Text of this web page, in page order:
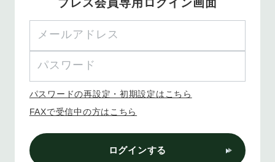
パスワードの再設定・初期設定はこちら
FAXで受信中の方はこちら
ログインする